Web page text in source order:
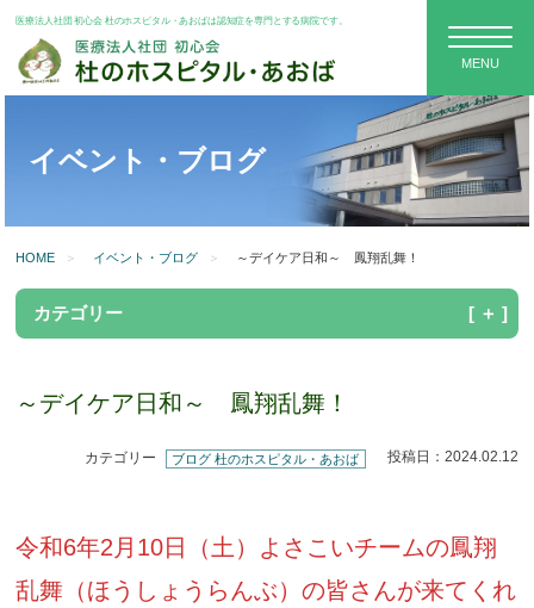
医療法人社団 初心会 杜のホスピタル・あおばは認知症を専門とする病院です。
イベント・ブログ
HOME イベント・ブログ ～デイケア日和～ 鳳翔乱舞！
カテゴリー
～デイケア日和～ 鳳翔乱舞！
カテゴリー ブログ 杜のホスピタル・あおば 投稿日：2024.02.12
令和6年2月10日（土）よさこいチームの鳳翔
乱舞（ほうしょうらんぶ）の皆さんが来てくれ